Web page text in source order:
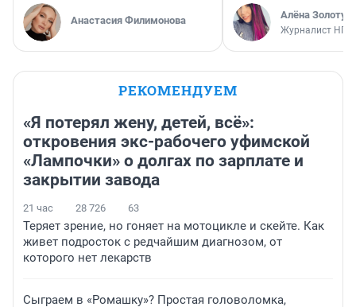
Анастасия Филимонова Алёна
Журналист НГС
РЕКОМЕНДУЕМ
«Я потерял жену, детей, всё»:
откровения экс-рабочего уфимской
«Лампочки» о долгах по зарплате и
закрытии завода
21 час 28 726 63
Теряет зрение, но гоняет на мотоцикле и скейте. Как
живет подросток с редчайшим диагнозом, от
которого нет лекарств
Сыграем в «Ромашку»? Простая головоломка,